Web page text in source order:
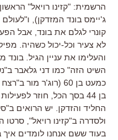
קונרי לגלם את בונד, אבל
לא צעיר וכל-יכול כשהיה.
והעלימו את עניין הגיל.
השיט הזה" כמו דני גלאבר
כמעט בן 60 (רוג'ר
בן 44 בסך הכל, חוזר
החליד והזדקן. יש הרואים
ולסדרה ב"קזינו רויאל",
בעוד ששם אנחנו לומדים איך